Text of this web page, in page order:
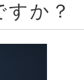
か？